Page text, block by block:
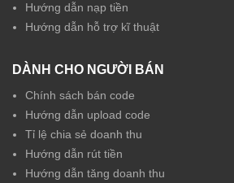
Hướng dẫn nạp tiền
Hướng dẫn hỗ trợ kĩ thuật
DÀNH CHO NGƯỜI BÁN
Chính sách bán code
Hướng dẫn upload code
Tỉ lệ chia sẻ doanh thu
Hướng dẫn rút tiền
Hướng dẫn tăng doanh thu